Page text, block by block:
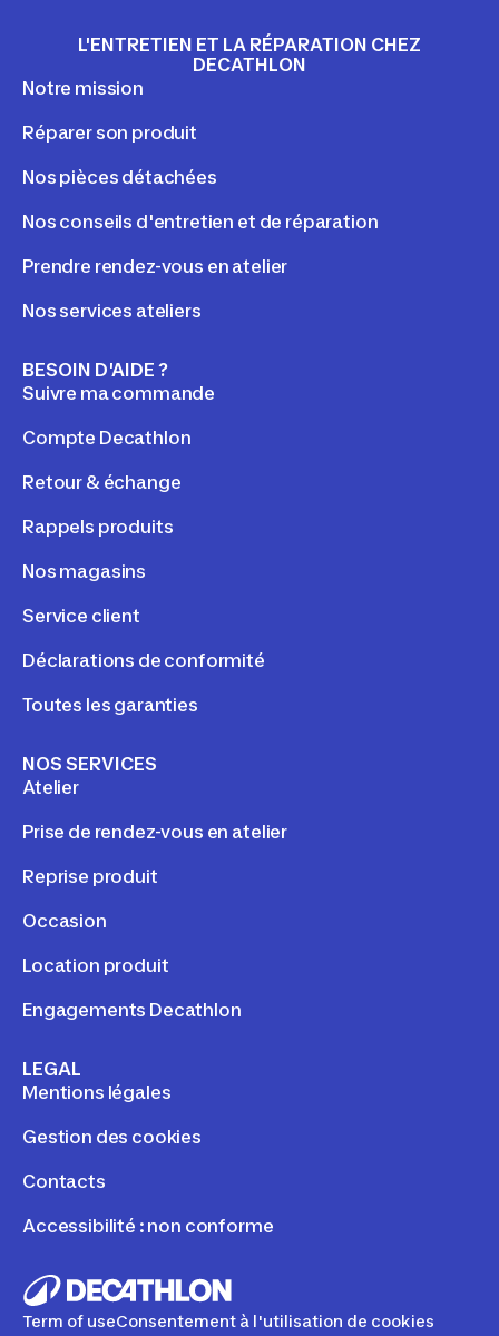
L'ENTRETIEN ET LA RÉPARATION CHEZ
DECATHLON
Notre mission
Réparer son produit
Nos pièces détachées
Nos conseils d'entretien et de réparation
Prendre rendez-vous en atelier
Nos services ateliers
BESOIN D'AIDE ?
Suivre ma commande
Compte Decathlon
Retour & échange
Rappels produits
Nos magasins
Service client
Déclarations de conformité
Toutes les garanties
NOS SERVICES
Atelier
Prise de rendez-vous en atelier
Reprise produit
Occasion
Location produit
Engagements Decathlon
LEGAL
Mentions légales
Gestion des cookies
Contacts
Accessibilité : non conforme
Term of useConsentement à l'utilisation de cookies